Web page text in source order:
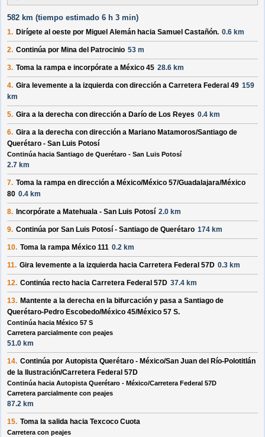
582 km (tiempo estimado 6 h 3 min)
1. Dirígete al oeste por Miguel Alemán hacia Samuel Castañón. 0.6 km
2. Continúa por Mina del Patrocinio 53 m
3. Toma la rampa e incorpórate a México 45 28.6 km
4. Gira levemente a la izquierda con dirección a Carretera Federal 49 159
km
5. Gira a la derecha con dirección a Darío de Los Reyes 0.4 km
6. Gira a la derecha con dirección a Mariano Matamoros/Santiago de
Querétaro - San Luis Potosí
Continúa hacia Santiago de Querétaro - San Luis Potosí
2.7 km
7. Toma la rampa en dirección a México/México 57/Guadalajara/México
80 0.4 km
8. Incorpórate a Matehuala - San Luis Potosí 2.0 km
9. Continúa por San Luis Potosí - Santiago de Querétaro 174 km
10. Toma la rampa México 111 0.2 km
11. Gira levemente a la izquierda hacia Carretera Federal 57D 0.3 km
12. Continúa recto hacia Carretera Federal 57D 37.4 km
13. Mantente a la derecha en la bifurcación y pasa a Santiago de
Querétaro-Pedro Escobedo/México 45/México 57 S.
Continúa hacia México 57 S
Carretera parcialmente con peajes
51.0 km
14. Continúa por Autopista Querétaro - México/San Juan del Río-Polotitlán
de la Ilustración/Carretera Federal 57D
Continúa hacia Autopista Querétaro - México/Carretera Federal 57D
Carretera parcialmente con peajes
87.2 km
15. Toma la salida hacia Texcoco Cuota
Carretera con peajes